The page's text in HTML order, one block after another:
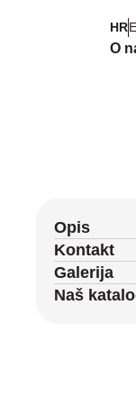
HR
O
Opis
Kontakt
Galerija
Naš